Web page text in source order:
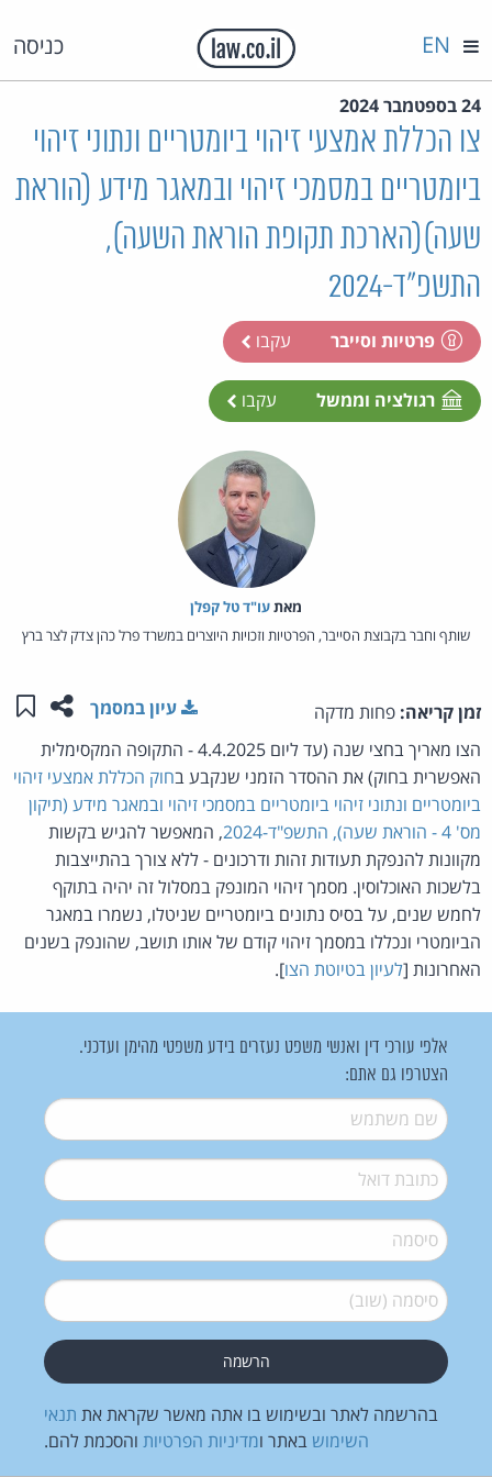
כניסה EN
24 בספטמבר 2024
צו הכללת אמצעי זיהוי ביומטריים ונתוני זיהוי
ביומטריים במסמכי זיהוי ובמאגר מידע (הוראת
שעה)(הארכת תקופת הוראת השעה),
התשפ"ד-2024
פרטיות וסייבר עקבו
רגולציה וממשל עקבו
מאת‏עו"ד טל קפלן
שותף וחבר בקבוצת הסייבר, הפרטיות וזכויות היוצרים במשרד פרל כהן צדק לצר ברץ
זמן קריאה: פחות מדקה שתפו
עיון במסמך
הצו מאריך בחצי שנה (עד ליום 4.4.2025 - התקופה המקסימלית
האפשרית בחוק) את ההסדר הזמני שנקבע בחוק הכללת אמצעי זיהוי
ביומטריים ונתוני זיהוי ביומטריים במסמכי זיהוי ובמאגר מידע (תיקון
מס' 4 - הוראת שעה), התשפ"ד-2024
, המאפשר להגיש בקשות
מקוונות להנפקת תעודות זהות ודרכונים - ללא צורך בהתייצבות
בלשכות האוכלוסין. מסמך זיהוי המונפק במסלול זה יהיה בתוקף
לחמש שנים, על בסיס נתונים ביומטריים שניטלו, נשמרו במאגר
הביומטרי ונכללו במסמך זיהוי קודם של אותו תושב, שהונפק בשנים
האחרונות [לעיון בטיוטת הצו].
אלפי עורכי דין ואנשי משפט נעזרים בידע משפטי מהימן ועדכני.
הצטרפו גם אתם:
שם משתמש*
דואל*
סיסמה*
סיסמה (שוב)*
בהרשמה לאתר ובשימוש בו אתה מאשר שקראת את תנאי
השימוש באתר ומדיניות הפרטיות והסכמת להם.